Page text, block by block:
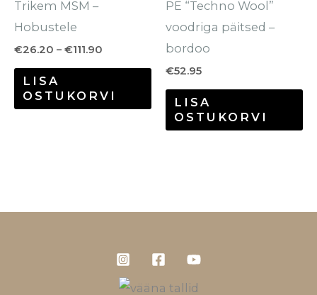
Trikem MSM –
Hobustele
€26.20 – €111.90
LISA
OSTUKORVI
tootelehel.
PE “Techno Wool”
voodriga päitsed –
bordoo
€52.95
LISA
OSTUKORVI